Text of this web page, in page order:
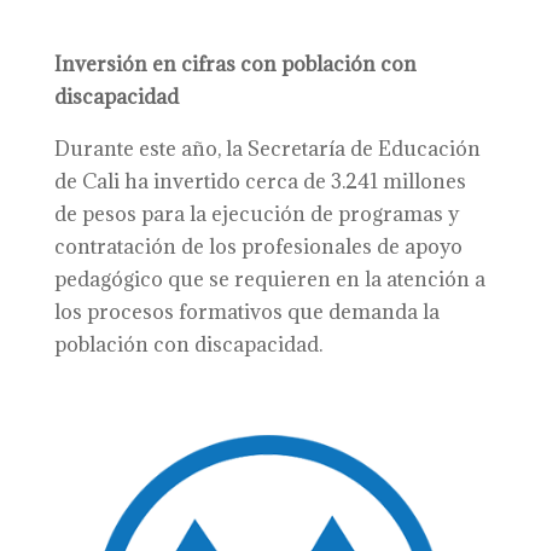
Inversión en cifras con población con
discapacidad
Durante este año, la Secretaría de Educación
de Cali ha invertido cerca de 3.241 millones
de pesos para la ejecución de programas y
contratación de los profesionales de apoyo
pedagógico que se requieren en la atención a
los procesos formativos que demanda la
población con discapacidad.